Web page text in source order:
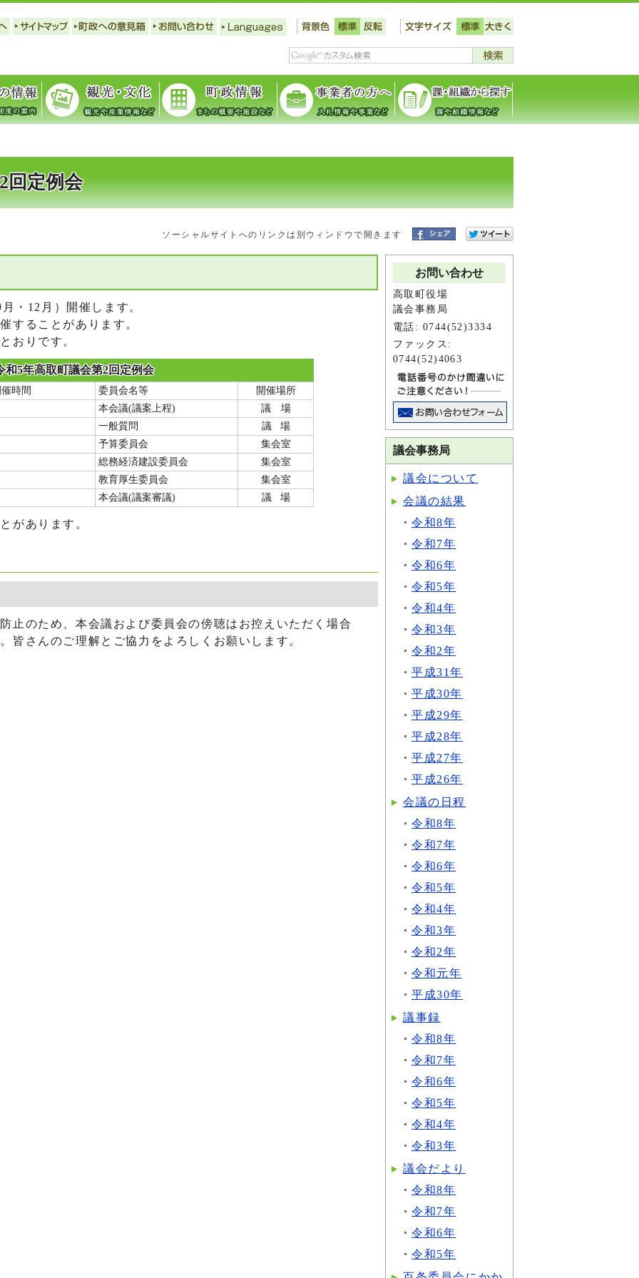
回定例会
ソーシャルサイトへのリンクは別ウィンドウで開きます
・12月）開催します。
することがあります。
おりです。
和5年高取町議会第2回定例会
催時間 委員会名等
開催場所
本会議(議案上程)
議 場
一般質問
議 場
予算委員会
集会室
総務経済建設委員会
集会室
教育厚生委員会
集会室
本会議(議案審議) 議 場
があります。
止のため、本会議および委員会の傍聴はお控えいただく場合
皆さんのご理解とご協力をよろしくお願いします。
お問い合わせ
高取町役場
議会事務局
電話: 0744(52)3334
ファックス:
0744(52)4063
議会事務局
議会について
会議の結果
令和8年
令和7年
令和6年
令和5年
令和4年
令和3年
令和2年
平成31年
平成30年
平成29年
平成28年
平成27年
平成26年
会議の日程
令和8年
令和7年
令和6年
令和5年
令和4年
令和3年
令和2年
令和元年
平成30年
議事録
令和8年
令和7年
令和6年
令和5年
令和4年
令和3年
議会だより
令和8年
令和7年
令和6年
令和5年